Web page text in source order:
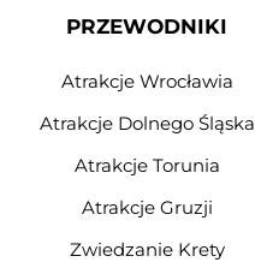
PRZEWODNIKI
Atrakcje Wrocławia
Atrakcje Dolnego Śląska
Atrakcje Torunia
Atrakcje Gruzji
Zwiedzanie Krety